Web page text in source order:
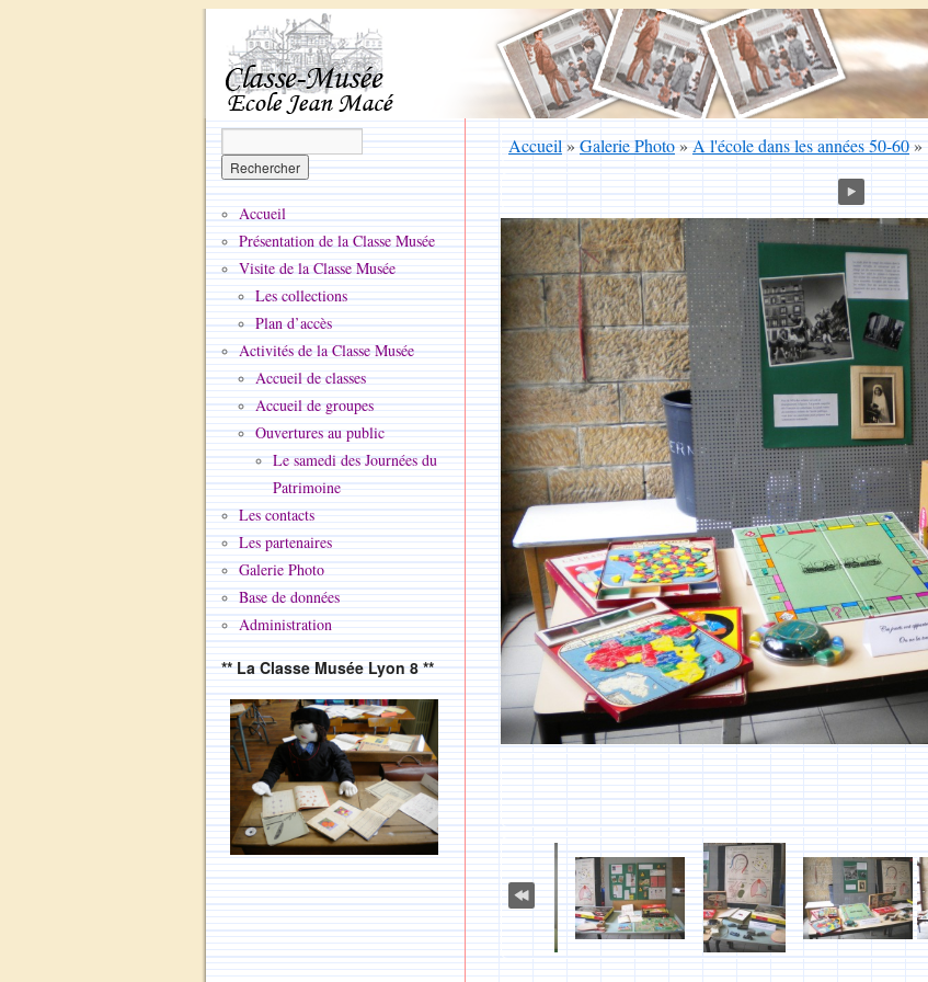
Accueil»Galerie Photo»A l'école dans les années 50-60»
Accueil
Présentation de la Classe Musée
Visite de la Classe Musée
Les collections
Plan d’accès
Activités de la Classe Musée
Accueil de classes
Accueil de groupes
Ouvertures au public
Le samedi des Journées du
Patrimoine
Les contacts
Les partenaires
Galerie Photo
Base de données
Administration
** La Classe Musée Lyon 8 **